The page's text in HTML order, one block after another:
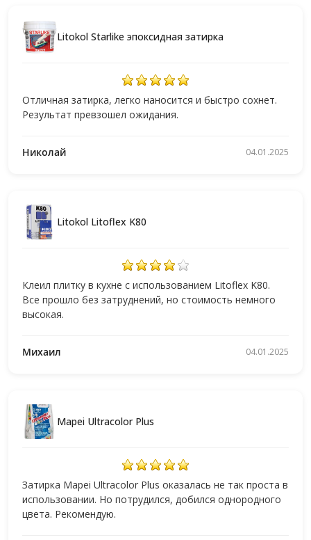
Litokol Starlike эпоксидная затирка
Отличная затирка, легко наносится и быстро сохнет.
Результат превзошел ожидания.
Николай 04.01.2025
Litokol Litoflex K80
Клеил плитку в кухне с использованием Litoflex K80.
Все прошло без затруднений, но стоимость немного
высокая.
Михаил 04.01.2025
Mapei Ultracolor Plus
Затирка Mapei Ultracolor Plus оказалась не так проста в
использовании. Но потрудился, добился однородного
цвета. Рекомендую.